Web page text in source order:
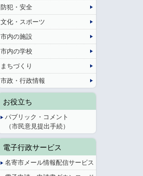
防犯・安全
文化・スポーツ
市内の施設
市内の学校
まちづくり
市政・行政情報
お役立ち
パブリック・コメント
（市民意見提出手続）
電子行政サービス
名寄市メール情報配信サービス